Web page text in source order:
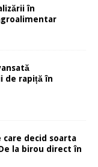
în
de rapiță în
decid soarta
la birou direct în